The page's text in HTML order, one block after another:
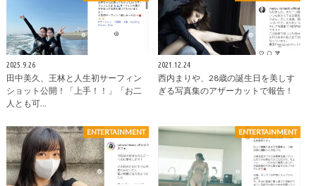
2025.9.26
田中美久、王林と人生初サーフィン
ショット公開！「上手！！」「お二
人とも可…
2021.12.24
西内まりや、28歳の誕生日を美しす
ぎる写真集のアザーカットで報告！
ENTERTAINMENT ENTERTAINMENT